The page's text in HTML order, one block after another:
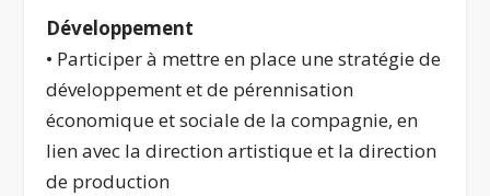
Développement
• Participer à mettre en place une stratégie de
développement et de pérennisation
économique et sociale de la compagnie, en
lien avec la direction artistique et la direction
de production